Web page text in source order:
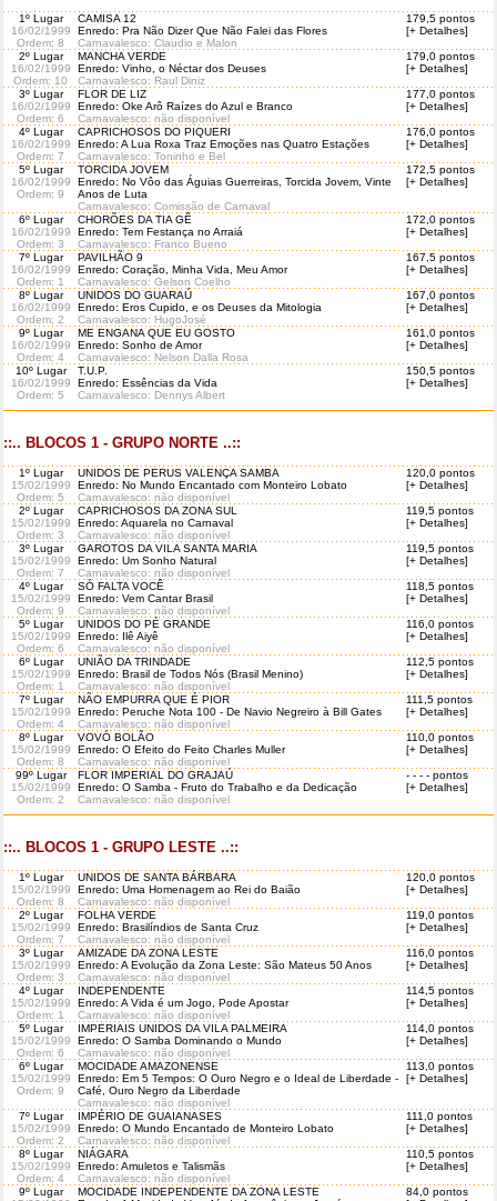
1º Lugar
16/02/1999
Ordem: 8
CAMISA 12
Enredo: Pra Não Dizer Que Não Falei das Flores
Carnavalesco: Claudio e Malon
179,5 pontos
[+ Detalhes]
2º Lugar
16/02/1999
Ordem: 10
MANCHA VERDE
Enredo: Vinho, o Néctar dos Deuses
Carnavalesco: Raul Diniz
179,0 pontos
[+ Detalhes]
3º Lugar
16/02/1999
Ordem: 6
FLOR DE LIZ
Enredo: Oke Arô Raízes do Azul e Branco
Carnavalesco: não disponível
177,0 pontos
[+ Detalhes]
4º Lugar
16/02/1999
Ordem: 7
CAPRICHOSOS DO PIQUERI
Enredo: A Lua Roxa Traz Emoções nas Quatro Estações
Carnavalesco: Toninho e Bel
176,0 pontos
[+ Detalhes]
5º Lugar
16/02/1999
Ordem: 9
TORCIDA JOVEM
Enredo: No Vôo das Águias Guerreiras, Torcida Jovem, Vinte
Anos de Luta
Carnavalesco: Comissão de Carnaval
172,5 pontos
[+ Detalhes]
6º Lugar
16/02/1999
Ordem: 3
CHORÕES DA TIA GÊ
Enredo: Tem Festança no Arraiá
Carnavalesco: Franco Bueno
172,0 pontos
[+ Detalhes]
7º Lugar
16/02/1999
Ordem: 1
PAVILHÃO 9
Enredo: Coração, Minha Vida, Meu Amor
Carnavalesco: Gelson Coelho
167,5 pontos
[+ Detalhes]
8º Lugar
16/02/1999
Ordem: 2
UNIDOS DO GUARAÚ
Enredo: Eros Cupido, e os Deuses da Mitologia
Carnavalesco: HugoJosé
167,0 pontos
[+ Detalhes]
9º Lugar
16/02/1999
Ordem: 4
ME ENGANA QUE EU GOSTO
Enredo: Sonho de Amor
Carnavalesco: Nelson Dalla Rosa
161,0 pontos
[+ Detalhes]
10º Lugar
16/02/1999
Ordem: 5
T.U.P.
Enredo: Essências da Vida
Carnavalesco: Dennys Albert
150,5 pontos
[+ Detalhes]
::.. BLOCOS 1 - GRUPO NORTE ..::
1º Lugar
15/02/1999
Ordem: 5
UNIDOS DE PERUS VALENÇA SAMBA
Enredo: No Mundo Encantado com Monteiro Lobato
Carnavalesco: não disponível
120,0 pontos
[+ Detalhes]
2º Lugar
15/02/1999
Ordem: 3
CAPRICHOSOS DA ZONA SUL
Enredo: Aquarela no Carnaval
Carnavalesco: não disponível
119,5 pontos
[+ Detalhes]
3º Lugar
15/02/1999
Ordem: 7
GAROTOS DA VILA SANTA MARIA
Enredo: Um Sonho Natural
Carnavalesco: não disponível
119,5 pontos
[+ Detalhes]
4º Lugar
15/02/1999
Ordem: 9
SÓ FALTA VOCÊ
Enredo: Vem Cantar Brasil
Carnavalesco: não disponível
118,5 pontos
[+ Detalhes]
5º Lugar
15/02/1999
Ordem: 6
UNIDOS DO PÉ GRANDE
Enredo: Ilê Aiyê
Carnavalesco: não disponível
116,0 pontos
[+ Detalhes]
6º Lugar
15/02/1999
Ordem: 1
UNIÃO DA TRINDADE
Enredo: Brasil de Todos Nós (Brasil Menino)
Carnavalesco: não disponível
112,5 pontos
[+ Detalhes]
7º Lugar
15/02/1999
Ordem: 4
NÃO EMPURRA QUE É PIOR
Enredo: Peruche Nota 100 - De Navio Negreiro à Bill Gates
Carnavalesco: não disponível
111,5 pontos
[+ Detalhes]
8º Lugar
15/02/1999
Ordem: 8
VOVÓ BOLÃO
Enredo: O Efeito do Feito Charles Muller
Carnavalesco: não disponível
110,0 pontos
[+ Detalhes]
99º Lugar
15/02/1999
Ordem: 2
FLOR IMPERIAL DO GRAJAÚ
Enredo: O Samba - Fruto do Trabalho e da Dedicação
Carnavalesco: não disponível
- - - - pontos
[+ Detalhes]
::.. BLOCOS 1 - GRUPO LESTE ..::
1º Lugar
15/02/1999
Ordem: 8
UNIDOS DE SANTA BÁRBARA
Enredo: Uma Homenagem ao Rei do Baião
Carnavalesco: não disponível
120,0 pontos
[+ Detalhes]
2º Lugar
15/02/1999
Ordem: 7
FOLHA VERDE
Enredo: Brasilíndios de Santa Cruz
Carnavalesco: não disponível
119,0 pontos
[+ Detalhes]
3º Lugar
15/02/1999
Ordem: 3
AMIZADE DA ZONA LESTE
Enredo: A Evolução da Zona Leste: São Mateus 50 Anos
Carnavalesco: não disponível
116,0 pontos
[+ Detalhes]
4º Lugar
15/02/1999
Ordem: 1
INDEPENDENTE
Enredo: A Vida é um Jogo, Pode Apostar
Carnavalesco: não disponível
114,5 pontos
[+ Detalhes]
5º Lugar
15/02/1999
Ordem: 6
IMPERIAIS UNIDOS DA VILA PALMEIRA
Enredo: O Samba Dominando o Mundo
Carnavalesco: não disponível
114,0 pontos
[+ Detalhes]
6º Lugar
15/02/1999
Ordem: 9
MOCIDADE AMAZONENSE
Enredo: Em 5 Tempos: O Ouro Negro e o Ideal de Liberdade -
Café, Ouro Negro da Liberdade
Carnavalesco: não disponível
113,0 pontos
[+ Detalhes]
7º Lugar
15/02/1999
Ordem: 2
IMPÉRIO DE GUAIANASES
Enredo: O Mundo Encantado de Monteiro Lobato
Carnavalesco: não disponível
111,0 pontos
[+ Detalhes]
8º Lugar
15/02/1999
Ordem: 4
NIÁGARA
Enredo: Amuletos e Talismãs
Carnavalesco: não disponível
110,5 pontos
[+ Detalhes]
9º Lugar
MOCIDADE INDEPENDENTE DA ZONA LESTE
84,0 pontos